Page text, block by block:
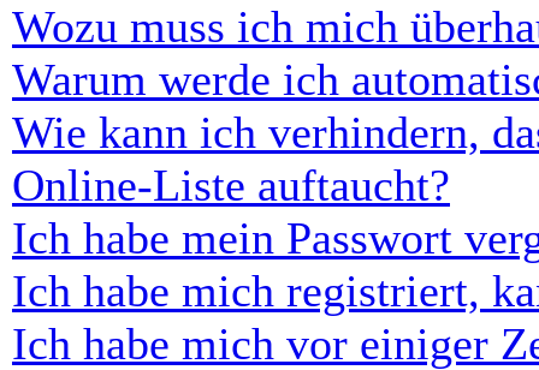
Wozu muss ich mich
Warum werde ich
Wie kann ich verhindern,
Online-Liste auftaucht?
Ich habe mein Passwort
Ich habe mich registriert,
Ich habe mich vor einiger